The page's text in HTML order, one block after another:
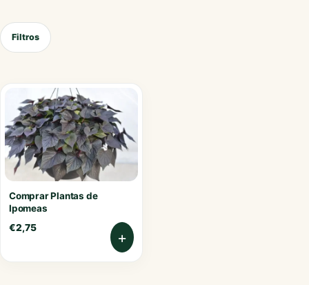
Filtros
Comprar Plantas de
Ipomeas
€2,75
+